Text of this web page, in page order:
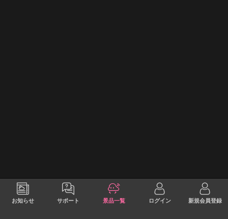
お知らせ サポート 景品一覧 ログイン 新規会員登録